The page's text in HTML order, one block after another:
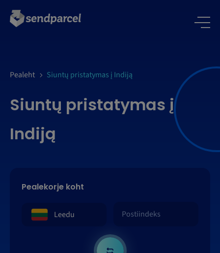
Pealeht Siuntų pristatymas į Indiją
Siuntų pristatymas į
Indiją
Pealekorje koht